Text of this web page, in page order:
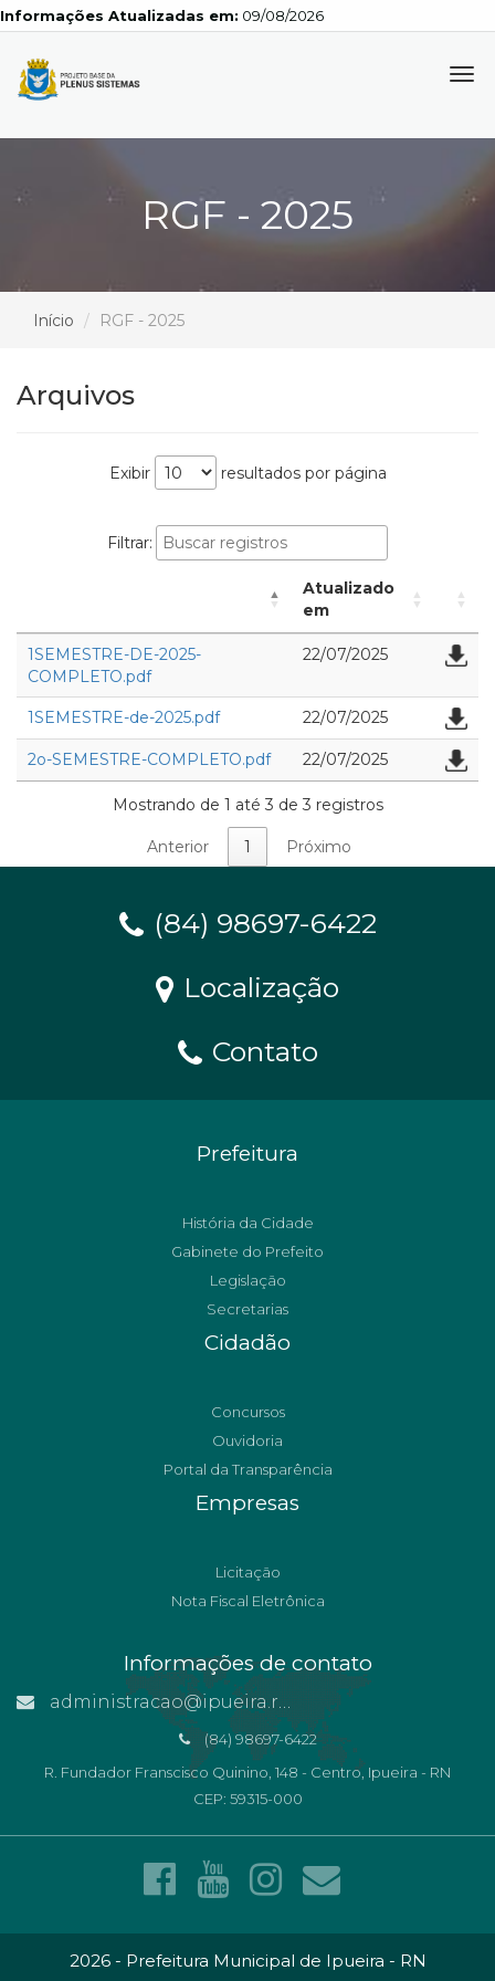
Atualizadas em: 09/08/2026
RGF - 2025
Início RGF - 2025
Arquivos
Exibir resultados por página
Filtrar:
Atualizado
em
1SEMESTRE-DE-2025-
COMPLETO.pdf
22/07/2025
1SEMESTRE-de-2025.pdf 22/07/2025
2o-SEMESTRE-COMPLETO.pdf 22/07/2025
Mostrando de 1 até 3 de 3 registros
Anterior 1 Próximo
(84) 98697-6422
Localização
Contato
Prefeitura
História da Cidade
Gabinete do Prefeito
Legislação
Secretarias
Cidadão
Concursos
Ouvidoria
Portal da Transparência
Empresas
Licitação
Nota Fiscal Eletrônica
Informações de contato
administracao@ipueira.rn.gov.br
(84) 98697-6422
R. Fundador Franscisco Quinino, 148 - Centro, Ipueira - RN
CEP: 59315-000
2026 - Prefeitura Municipal de Ipueira - RN